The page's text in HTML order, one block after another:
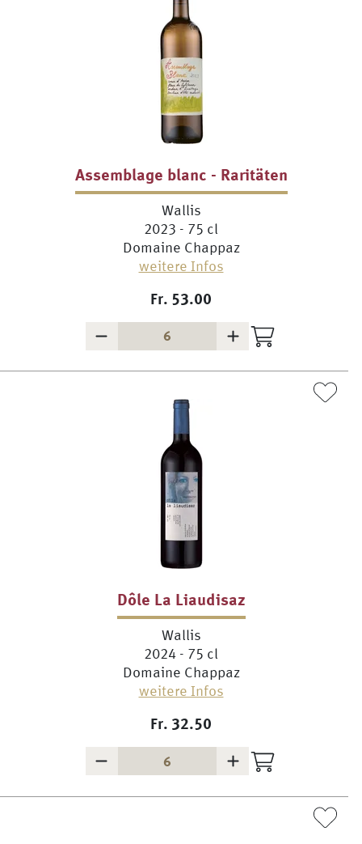
Assemblage blanc - Raritäten
Wallis
2023 - 75 cl
Domaine Chappaz
weitere Infos
Fr. 53.00
Dôle La Liaudisaz
Wallis
2024 - 75 cl
Domaine Chappaz
weitere Infos
Fr. 32.50